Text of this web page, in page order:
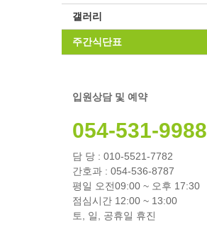
갤러리
주간식단표
입원상담 및 예약
054-531-9988
담 당 : 010-5521-7782
간호과 : 054-536-8787
평일 오전09:00 ~ 오후 17:30
점심시간 12:00 ~ 13:00
토, 일, 공휴일 휴진